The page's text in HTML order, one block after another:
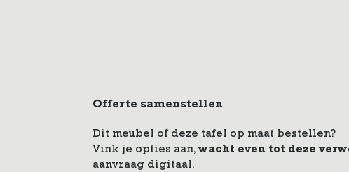
Offerte samenstellen
Dit meubel of deze tafel op maat bestellen?
Vink je opties aan, wacht even tot deze
aanvraag digitaal.